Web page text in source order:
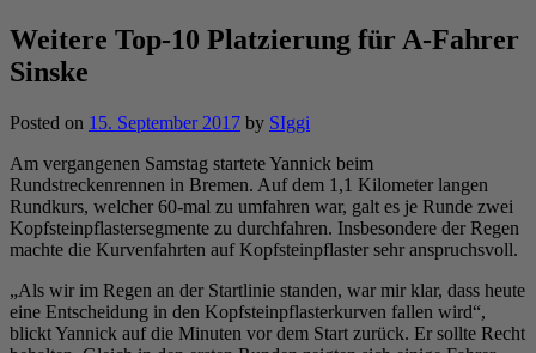
Weitere Top-10 Platzierung für A-Fahrer
Sinske
Posted on 15. September 2017 by SIggi
Am vergangenen Samstag startete Yannick beim
Rundstreckenrennen in Bremen. Auf dem 1,1 Kilometer langen
Rundkurs, welcher 60-mal zu umfahren war, galt es je Runde zwei
Kopfsteinpflastersegmente zu durchfahren. Insbesondere der Regen
machte die Kurvenfahrten auf Kopfsteinpflaster sehr anspruchsvoll.
„Als wir im Regen an der Startlinie standen, war mir klar, dass heute
eine Entscheidung in den Kopfsteinpflasterkurven fallen wird“,
blickt Yannick auf die Minuten vor dem Start zurück. Er sollte Recht